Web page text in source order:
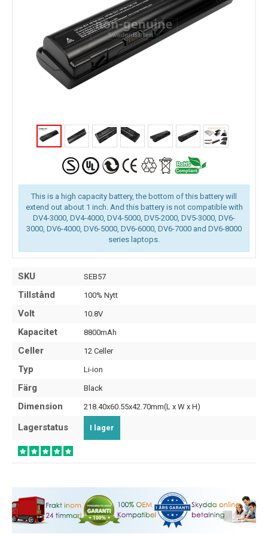
This is a high capacity battery, the bottom of this battery will
extend out about 1 inch. And this battery is not compatible with
DV4-3000, DV4-4000, DV4-5000, DV5-2000, DV5-3000, DV6-
3000, DV6-4000, DV6-5000, DV6-6000, DV6-7000 and DV6-8000
series laptops.
SKU SEB57
Tillstånd 100% Nytt
Volt 10.8V
Kapacitet 8800mAh
Celler 12 Celler
Typ Li-ion
Färg Black
Dimension 218.40x60.55x42.70mm(L x W x H)
Lagerstatus I lager